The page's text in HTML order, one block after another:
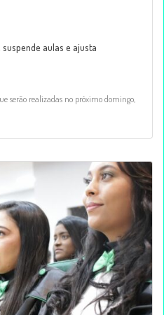
aulas e ajusta
serão realizadas no próximo domingo,